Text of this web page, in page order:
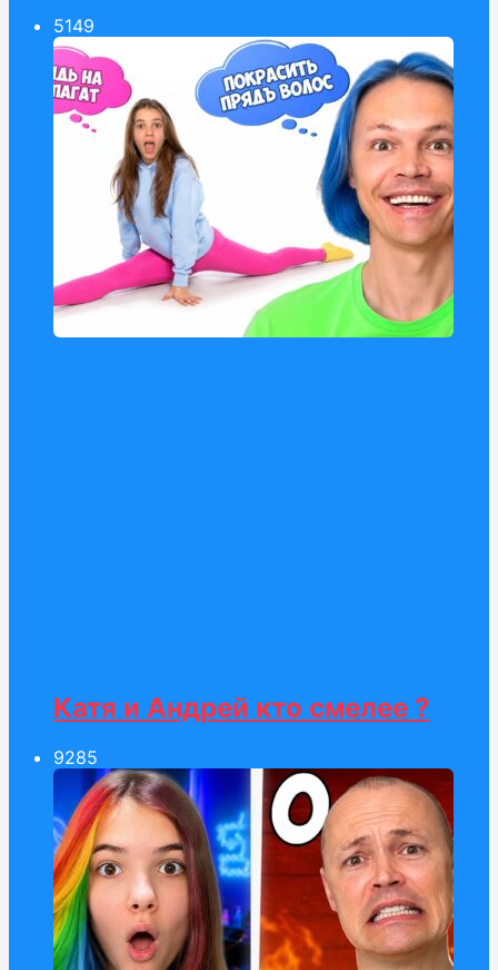
5149
Катя и Андрей кто смелее ?
9285